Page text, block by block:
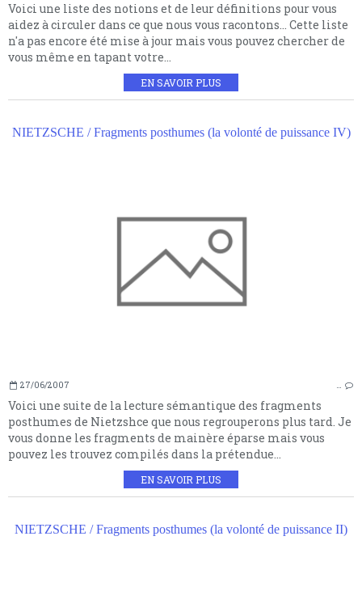
Voici une liste des notions et de leur définitions pour vous
aidez à circuler dans ce que nous vous racontons... Cette liste
n'a pas encore été mise à jour mais vous pouvez chercher de
vous même en tapant votre...
EN SAVOIR PLUS
NIETZSCHE / Fragments posthumes (la volonté de puissance IV)
27/06/2007 …
Voici une suite de la lecture sémantique des fragments
posthumes de Nietzshce que nous regrouperons plus tard. Je
vous donne les fragments de mainère éparse mais vous
pouvez les trouvez compilés dans la prétendue...
EN SAVOIR PLUS
NIETZSCHE / Fragments posthumes (la volonté de puissance II)